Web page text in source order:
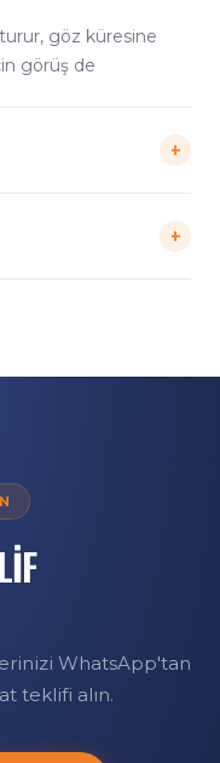
göz küresine
görüş de
+
Talep halinde
+
WhatsApp'tan
teklifi alın.